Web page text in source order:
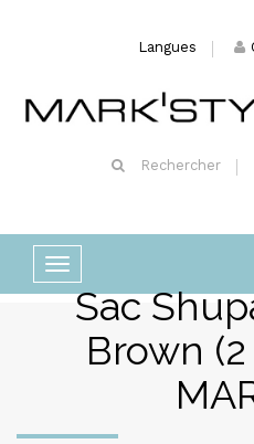
Langues
Rechercher
Basculer
la
navigation
Sac
Brown